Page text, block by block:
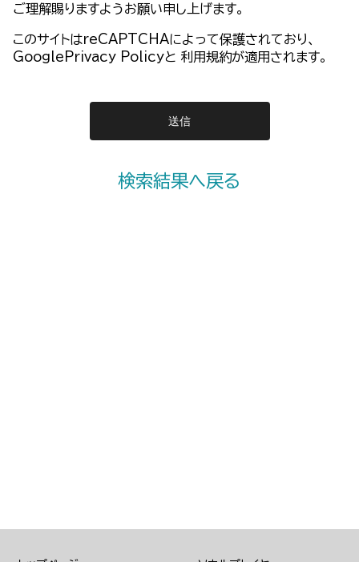
ご理解賜りますようお願い申し上げます。
このサイトはreCAPTCHAによって保護されており、
GooglePrivacy Policyと 利用規約が適用されます。
検索結果へ戻る